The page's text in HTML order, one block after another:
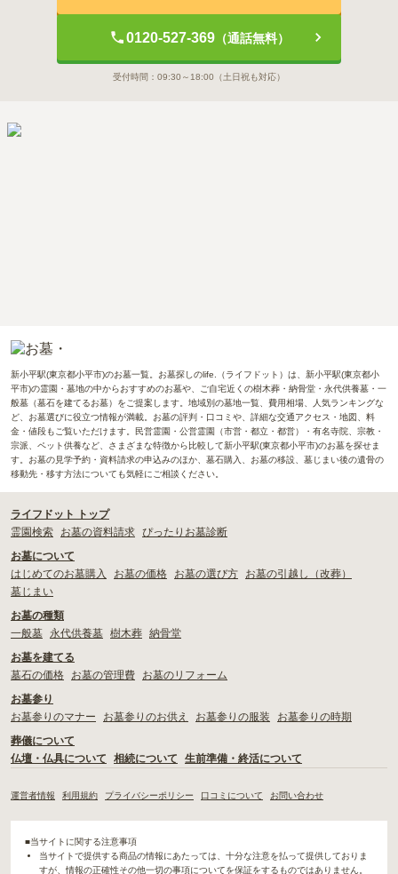
0120-527-369（通話無料）
受付時間： 09:30～18:00 （土日祝も対応）
新小平駅(東京都小平市)のお墓一覧。お墓探しのlife.（ライフドット）は、新小平駅(東京都小
平市)の霊園・墓地の中からおすすめのお墓や、ご自宅近くの樹木葬・納骨堂・永代供養墓・一
般墓（墓石を建てるお墓）をご提案します。地域別の墓地一覧、費用相場、人気ランキングな
ど、お墓選びに役立つ情報が満載。お墓の評判・口コミや、詳細な交通アクセス・地図、料
金・値段もご覧いただけます。民営霊園・公営霊園（市営・都立・都営）・有名寺院、宗教・
宗派、ペット供養など、さまざまな特徴から比較して新小平駅(東京都小平市)のお墓を探せま
す。お墓の見学予約・資料請求の申込みのほか、墓石購入、お墓の移設、墓じまい後の遺骨の
移動先・移す方法についても気軽にご相談ください。
ライフドット トップ
霊園検索
お墓の資料請求 ぴったりお墓診断
お墓について
はじめてのお墓購入
お墓の価格 お墓の選び方
お墓の引越し（改葬）
墓じまい
お墓の種類
一般墓
永代供養墓 樹木葬 納骨堂
お墓を建てる
墓石の価格
お墓の管理費
お墓のリフォーム
お墓参り
お墓参りのマナー
お墓参りのお供え お墓参りの服装
お墓参りの時期
葬儀について
仏壇・仏具について
相続について 生前準備・終活について
運営者情報 利用規約 プライバシーポリシー 口コミについて お問い合わせ
■当サイトに関する注意事項
当サイトで提供する商品の情報にあたっては、十分な注意を払って提供しておりま
すが、情報の正確性その他一切の事項についてを保証をするものではありません。